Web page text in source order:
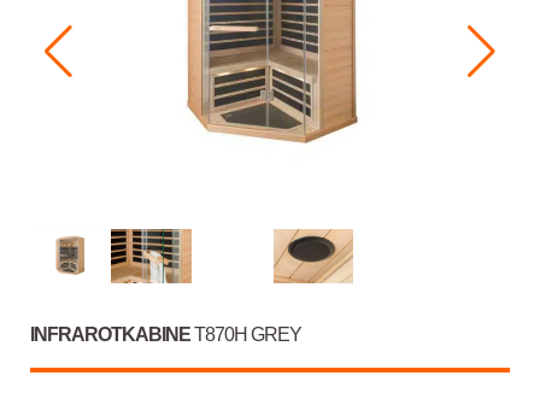
INFRAROTKABINET870H GREY